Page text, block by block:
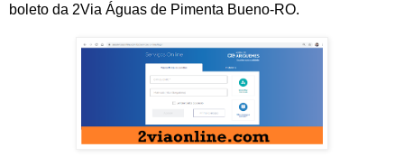
boleto da 2Via Águas de Pimenta Bueno-RO.